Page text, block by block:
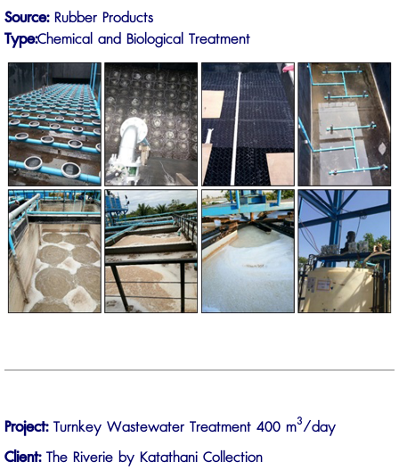
Source: Rubber Products
Type:Chemical and Biological Treatment
Project: Turnkey Wastewater Treatment 400 m3/day
Client: The Riverie by Katathani Collection